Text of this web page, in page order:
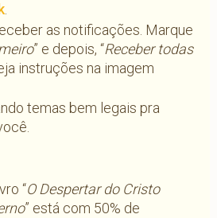
.
as notificações. Marque
” e depois, “Receber todas
instruções na imagem
temas bem legais pra
“O Despertar do Cristo
” está com 50% de